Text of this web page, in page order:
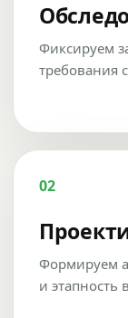
Фиксируем
требования
02
Формируем
и этапность